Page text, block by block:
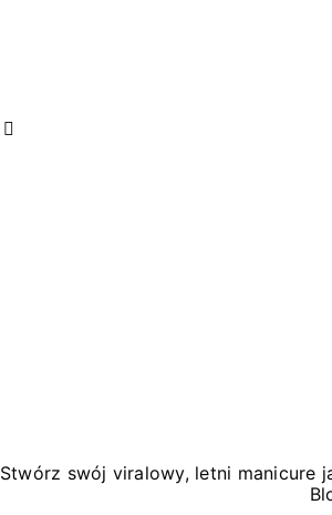
Stwórz swój viralowy, letni manicure